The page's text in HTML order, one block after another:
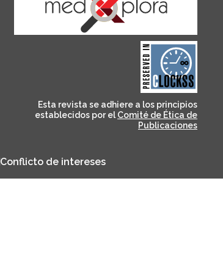
CLOCKSS is a dak archive
that ensures the long-
term survival of web-
based scholary
publications, governed by
and for its stakeholders.
Esta revista se adhiere a los principios
establecidos por el Comité de Ética de
Publicaciones
Conflicto de intereses